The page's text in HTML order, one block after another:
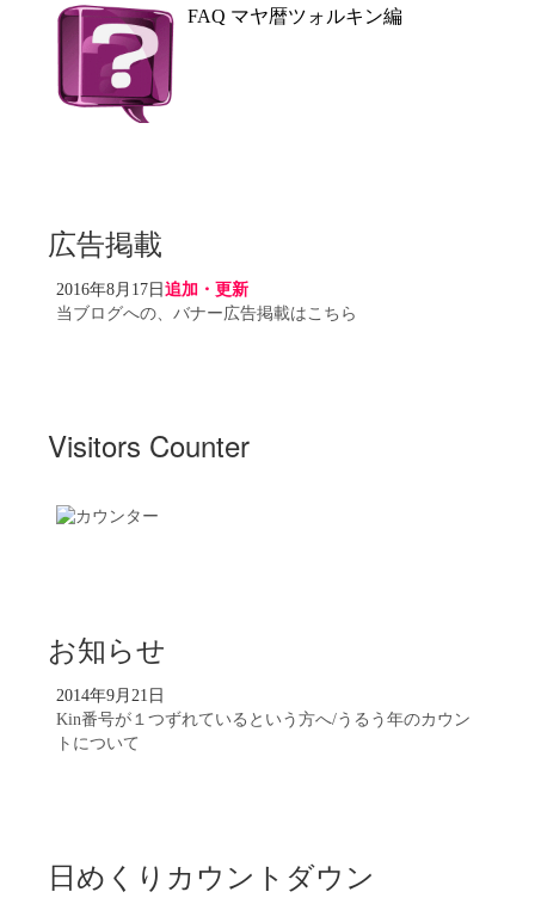
FAQ マヤ暦ツォルキン編
広告掲載
2016年8月17日追加・更新
当ブログへの、バナー広告掲載はこちら
Visitors Counter
お知らせ
2014年9月21日
Kin番号が１つずれているという方へ/うるう年のカウン
トについて
日めくりカウントダウン